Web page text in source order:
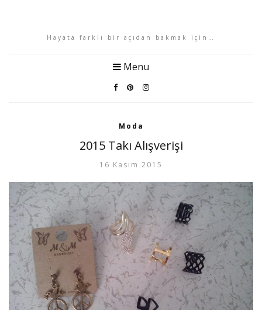
Hayata farklı bir açıdan bakmak için…
Menu
Moda
2015 Takı Alışverişi
16 Kasım 2015